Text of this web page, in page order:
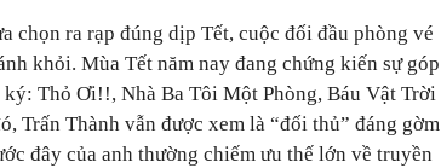
chọn ra rạp đúng dịp Tết, cuộc đối đầu phòng vé
khỏi. Mùa Tết năm nay đang chứng kiến sự góp
ký: Thỏ Ơi!!, Nhà Ba Tôi Một Phòng, Báu Vật Trời
Trấn Thành vẫn được xem là “đối thủ” đáng gờm
đây của anh thường chiếm ưu thế lớn về truyền